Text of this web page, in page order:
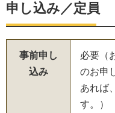
申し込み／定員
事前申し
込み
必要（
のお申
あれば
す。）